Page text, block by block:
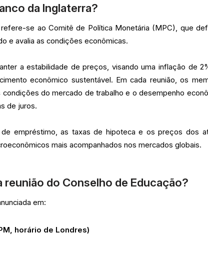
da Inglaterra?
se ao Comitê de Política Monetária (MPC), que
e avalia as condições econômicas.
a estabilidade de preços, visando uma inflação de
econômico sustentável. Em cada reunião, os
condições do mercado de trabalho e o desempenho
de juros.
empréstimo, as taxas de hipoteca e os preços dos
mais acompanhados nos mercados globais.
reunião do Conselho de Educação?
em:
horário de Londres)